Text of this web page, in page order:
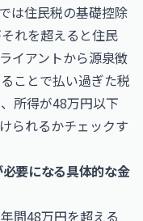
は住民税の基礎控除
れを超えると住民
イアントから源泉徴
ことで払い過ぎた税
所得が48万円以下
られるかチェックす
要になる具体的な金
間48万円を超える